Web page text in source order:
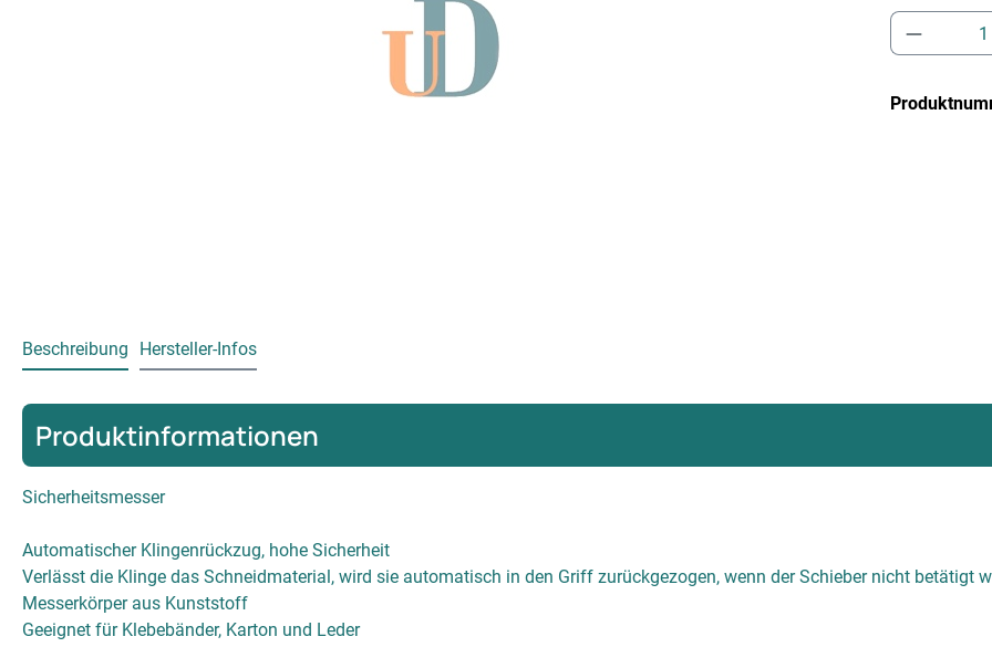
Beschreibung Hersteller-Infos
Produktinformationen
Sicherheitsmesser
Automatischer Klingenrückzug, hohe Sicherheit
Verlässt die Klinge das Schneidmaterial, wird sie automatisch in den Griff zurückgezogen, wenn der Schieber nicht betätigt
Messerkörper aus Kunststoff
Geeignet für Klebebänder, Karton und Leder